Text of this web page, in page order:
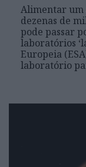
Alimentar um
dezenas de
pode passar
laboratórios
Europeia
laboratório